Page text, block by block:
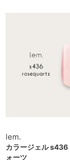
lem.
カラージェル s436
ォーツ